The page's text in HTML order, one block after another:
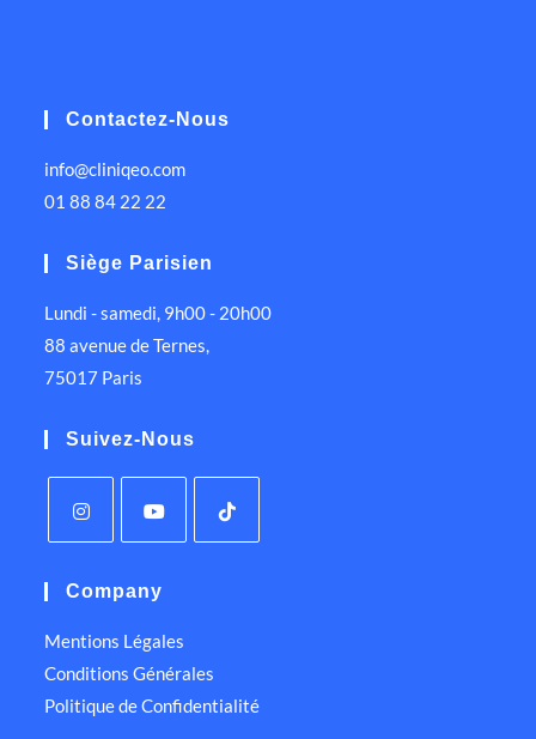
Contactez-Nous
info@cliniqeo.com
01 88 84 22 22
Siège Parisien
Lundi - samedi, 9h00 - 20h00
88 avenue de Ternes,
75017 Paris
Suivez-Nous
Company
Mentions Légales
Conditions Générales
Politique de Confidentialité